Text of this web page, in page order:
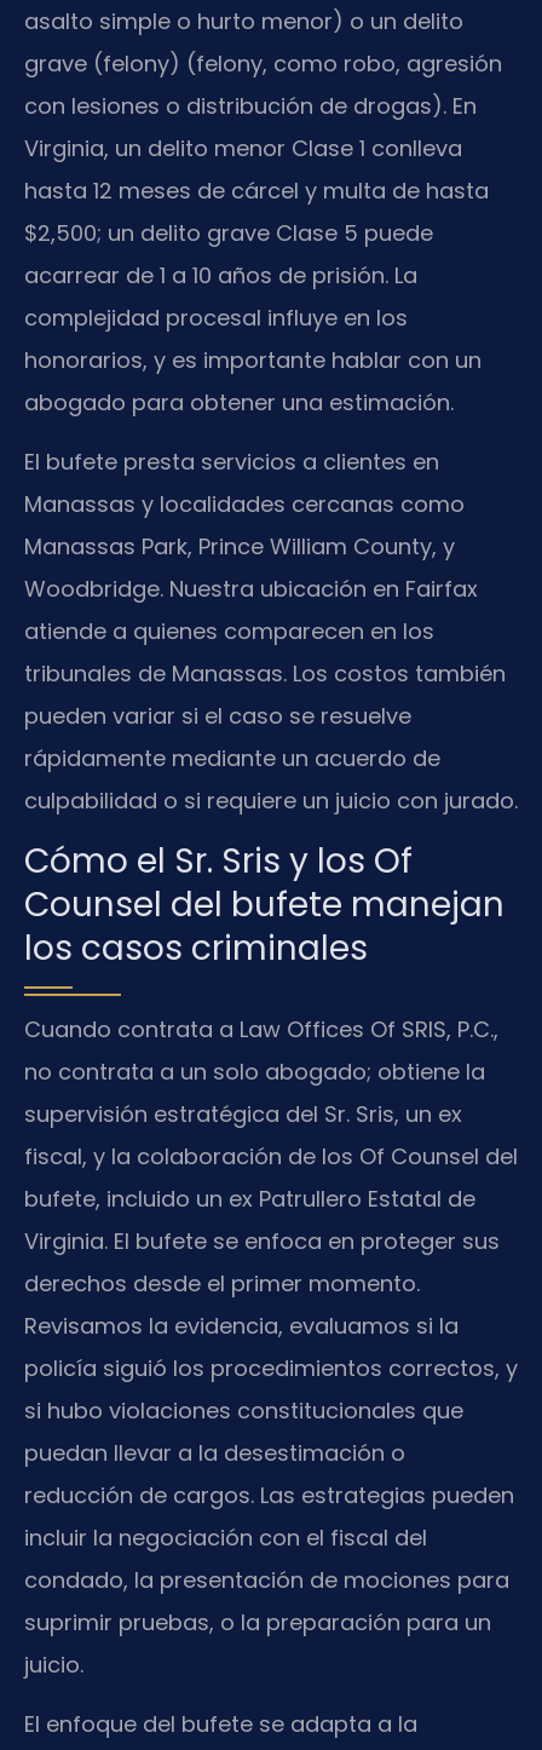
asalto simple o hurto menor) o un delito
grave (felony) (felony, como robo, agresión
con lesiones o distribución de drogas). En
Virginia, un delito menor Clase 1 conlleva
hasta 12 meses de cárcel y multa de hasta
$2,500; un delito grave Clase 5 puede
acarrear de 1 a 10 años de prisión. La
complejidad procesal influye en los
honorarios, y es importante hablar con un
abogado para obtener una estimación.
El bufete presta servicios a clientes en
Manassas y localidades cercanas como
Manassas Park, Prince William County, y
Woodbridge. Nuestra ubicación en Fairfax
atiende a quienes comparecen en los
tribunales de Manassas. Los costos también
pueden variar si el caso se resuelve
rápidamente mediante un acuerdo de
culpabilidad o si requiere un juicio con jurado.
Cómo el Sr. Sris y los Of
Counsel del bufete manejan
los casos criminales
Cuando contrata a Law Offices Of SRIS, P.C.,
no contrata a un solo abogado; obtiene la
supervisión estratégica del Sr. Sris, un ex
fiscal, y la colaboración de los Of Counsel del
bufete, incluido un ex Patrullero Estatal de
Virginia. El bufete se enfoca en proteger sus
derechos desde el primer momento.
Revisamos la evidencia, evaluamos si la
policía siguió los procedimientos correctos, y
si hubo violaciones constitucionales que
puedan llevar a la desestimación o
reducción de cargos. Las estrategias pueden
incluir la negociación con el fiscal del
condado, la presentación de mociones para
suprimir pruebas, o la preparación para un
juicio.
El enfoque del bufete se adapta a la